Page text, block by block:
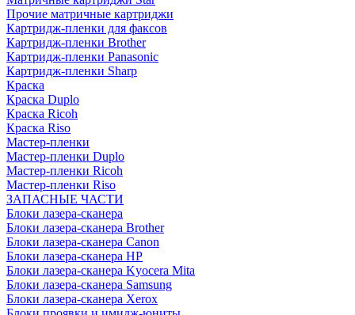
Прочие матричные картриджи
Картридж-пленки для факсов
Картридж-пленки Brother
Картридж-пленки Panasonic
Картридж-пленки Sharp
Краска
Краска Duplo
Краска Ricoh
Краска Riso
Мастер-пленки
Мастер-пленки Duplo
Мастер-пленки Ricoh
Мастер-пленки Riso
ЗАПАСНЫЕ ЧАСТИ
Блоки лазера-сканера
Блоки лазера-сканера Brother
Блоки лазера-сканера Canon
Блоки лазера-сканера HP
Блоки лазера-сканера Kyocera Mita
Блоки лазера-сканера Samsung
Блоки лазера-сканера Xerox